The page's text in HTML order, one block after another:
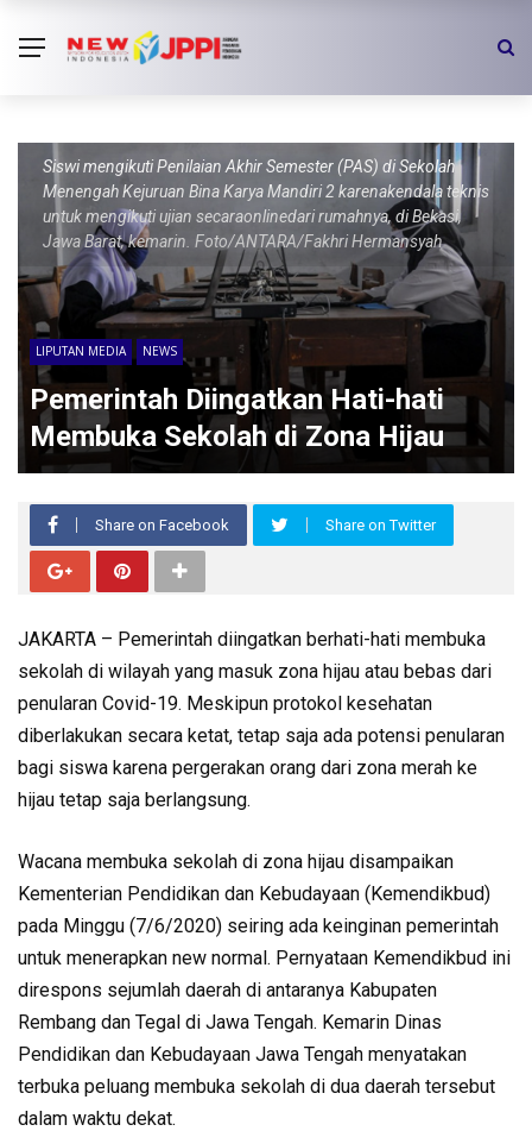
Siswi mengikuti Penilaian Akhir Semester (PAS) di Sekolah
Menengah Kejuruan Bina Karya Mandiri 2 karenakendala teknis
untuk mengikuti ujian secaraonlinedari rumahnya, di Bekasi,
Jawa Barat, kemarin. Foto/ANTARA/Fakhri Hermansyah
LIPUTAN MEDIA NEWS
Pemerintah Diingatkan Hati-hati
Membuka Sekolah di Zona Hijau
Share on Facebook Share on Twitter
JAKARTA – Pemerintah diingatkan berhati-hati membuka
sekolah di wilayah yang masuk zona hijau atau bebas dari
penularan Covid-19. Meskipun protokol kesehatan
diberlakukan secara ketat, tetap saja ada potensi penularan
bagi siswa karena pergerakan orang dari zona merah ke
hijau tetap saja berlangsung.
Wacana membuka sekolah di zona hijau disampaikan
Kementerian Pendidikan dan Kebudayaan (Kemendikbud)
pada Minggu (7/6/2020) seiring ada keinginan pemerintah
untuk menerapkan new normal. Pernyataan Kemendikbud ini
direspons sejumlah daerah di antaranya Kabupaten
Rembang dan Tegal di Jawa Tengah. Kemarin Dinas
Pendidikan dan Kebudayaan Jawa Tengah menyatakan
terbuka peluang membuka sekolah di dua daerah tersebut
dalam waktu dekat.